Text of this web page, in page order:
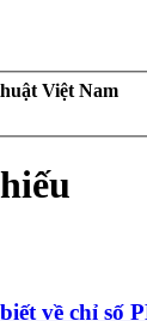
Việt Nam
về chỉ số